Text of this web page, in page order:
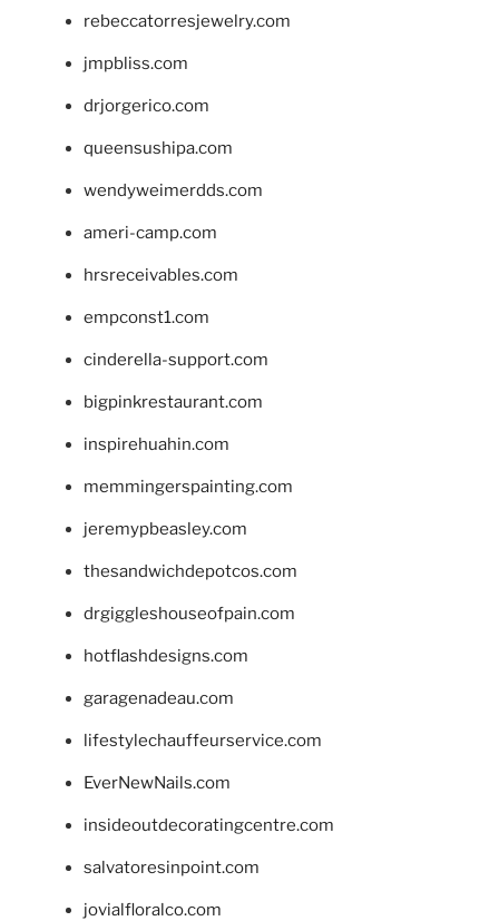
rebeccatorresjewelry.com
jmpbliss.com
drjorgerico.com
queensushipa.com
wendyweimerdds.com
ameri-camp.com
hrsreceivables.com
empconst1.com
cinderella-support.com
bigpinkrestaurant.com
inspirehuahin.com
memmingerspainting.com
jeremypbeasley.com
thesandwichdepotcos.com
drgiggleshouseofpain.com
hotflashdesigns.com
garagenadeau.com
lifestylechauffeurservice.com
EverNewNails.com
insideoutdecoratingcentre.com
salvatoresinpoint.com
jovialfloralco.com